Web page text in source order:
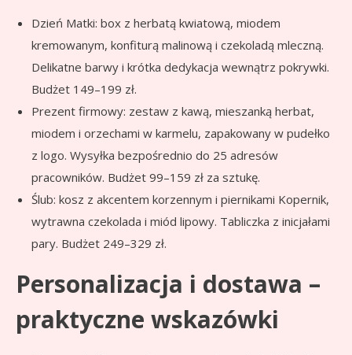
Dzień Matki: box z herbatą kwiatową, miodem
kremowanym, konfiturą malinową i czekoladą mleczną.
Delikatne barwy i krótka dedykacja wewnątrz pokrywki.
Budżet 149–199 zł.
Prezent firmowy: zestaw z kawą, mieszanką herbat,
miodem i orzechami w karmelu, zapakowany w pudełko
z logo. Wysyłka bezpośrednio do 25 adresów
pracowników. Budżet 99–159 zł za sztukę.
Ślub: kosz z akcentem korzennym i piernikami Kopernik,
wytrawna czekolada i miód lipowy. Tabliczka z inicjałami
pary. Budżet 249–329 zł.
Personalizacja i dostawa –
praktyczne wskazówki